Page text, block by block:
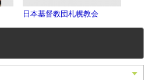
日本基督教団札幌教会